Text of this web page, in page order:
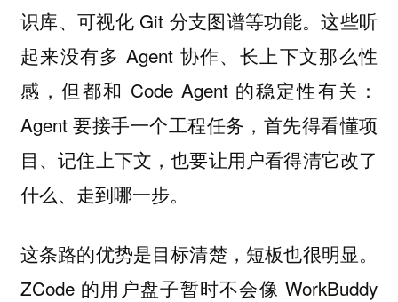
识库、可视化 Git 分支图谱等功能。这些听
起来没有多 Agent 协作、长上下文那么性
感，但都和 Code Agent 的稳定性有关：
Agent 要接手一个工程任务，首先得看懂项
目、记住上下文，也要让用户看得清它改了
什么、走到哪一步。
这条路的优势是目标清楚，短板也很明显。
ZCode 的用户盘子暂时不会像 WorkBuddy